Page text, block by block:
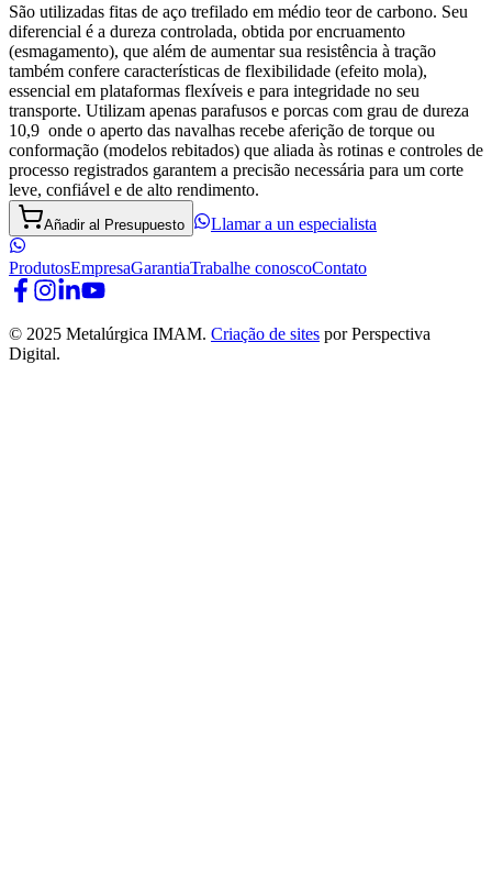
São utilizadas fitas de aço trefilado em médio teor de carbono. Seu
diferencial é a dureza controlada, obtida por encruamento
(esmagamento), que além de aumentar sua resistência à tração
também confere características de flexibilidade (efeito mola),
essencial em plataformas flexíveis e para integridade no seu
transporte. Utilizam apenas parafusos e porcas com grau de dureza
10,9 onde o aperto das navalhas recebe aferição de torque ou
conformação (modelos rebitados) que aliada às rotinas e controles de
processo registrados garantem a precisão necessária para um corte
leve, confiável e de alto rendimento.
Añadir al Presupuesto Llamar a un especialista
ProdutosEmpresaGarantiaTrabalhe conoscoContato
© 2025 Metalúrgica IMAM. Criação de sites por Perspectiva
Digital.